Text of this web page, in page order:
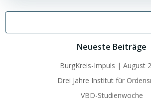
for:
Neueste Beiträge
BurgKreis-Impuls | August
Drei Jahre Institut für
VBD-Studienwoche